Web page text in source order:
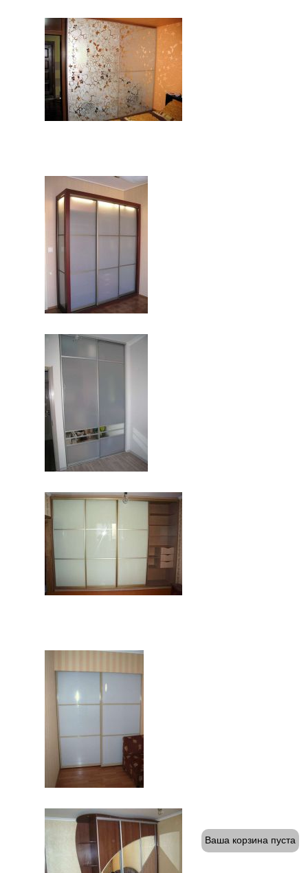
Ваша корзина пуста